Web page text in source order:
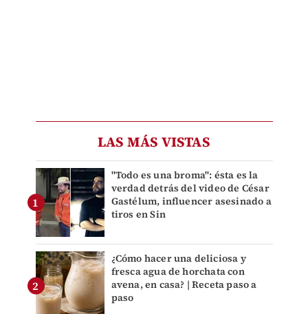
LAS MÁS VISTAS
"Todo es una broma": ésta es la
verdad detrás del video de César
Gastélum, influencer asesinado a
tiros en Sin
¿Cómo hacer una deliciosa y
fresca agua de horchata con
avena, en casa? | Receta paso a
paso